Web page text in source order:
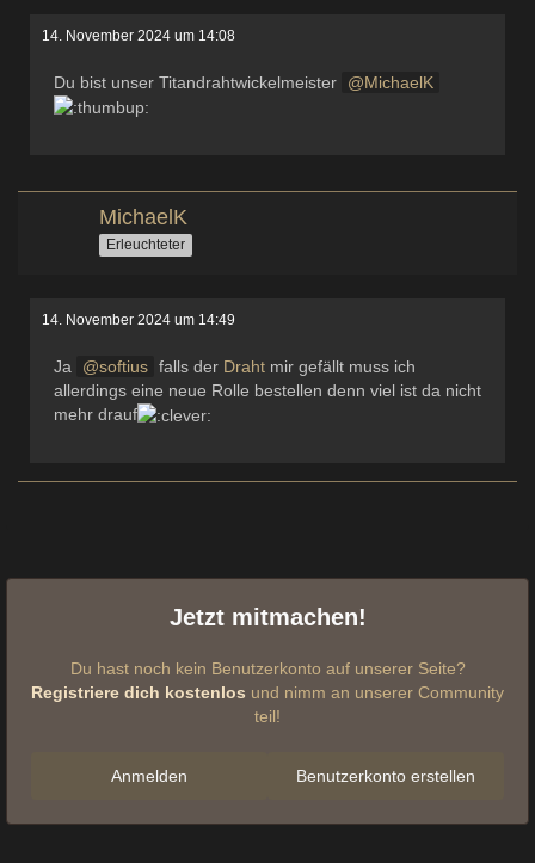
14. November 2024 um 14:08
Du bist unser Titandrahtwickelmeister MichaelK
MichaelK
Erleuchteter
14. November 2024 um 14:49
Ja softius falls der Draht mir gefällt muss ich
allerdings eine neue Rolle bestellen denn viel ist da nicht
mehr drauf
Jetzt mitmachen!
Du hast noch kein Benutzerkonto auf unserer Seite?
Registriere dich kostenlos und nimm an unserer Community
teil!
Benutzerkonto erstellen
Anmelden